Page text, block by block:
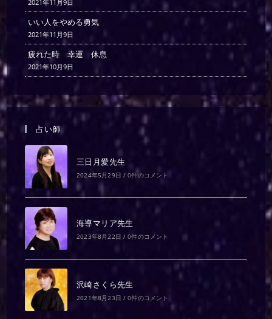
2021年11月9日
いい人をやめる勇気
2021年11月9日
疲れた時 幸運 休息
2021年10月9日
占い師
三日月愛先生
2024年5月29日 / 0件のコメント
海導マリア先生
2023年8月22日 / 0件のコメント
沢崎さくら先生
2021年8月23日 / 0件のコメント